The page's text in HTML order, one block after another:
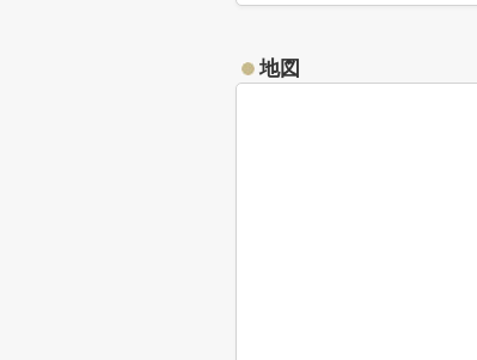
地図